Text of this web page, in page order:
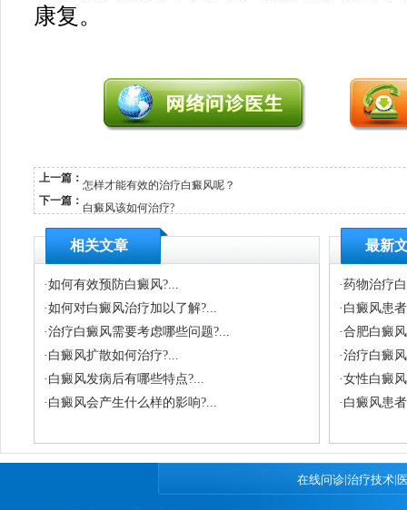
康复。
上一篇： 怎样才能有效的治疗白癜风呢？
下一篇： 白癜风该如何治疗?
相关文章
·如何有效预防白癜风?...
·如何对白癜风治疗加以了解?...
·治疗白癜风需要考虑哪些问题?...
· 白癜风扩散如何治疗?...
· 白癜风发病后有哪些特点?...
· 白癜风会产生什么样的影响?...
最新
·药物治疗
· 白癜风患
·合肥白癜
·治疗白癜
·女性白癜
· 白癜风患
在线问诊|治疗技术|